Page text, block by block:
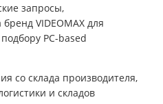
запросы,
VIDEOMAX для
PC-based
со склада производителя,
и складов